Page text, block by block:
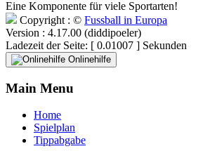
Eine Komponente für viele Sportarten!
Copyright : © Fussball in Europa
Version : 4.17.00 (diddipoeler)
Ladezeit der Seite: [ 0.01007 ] Sekunden
Onlinehilfe
Main Menu
Home
Spielplan
Tippabgabe